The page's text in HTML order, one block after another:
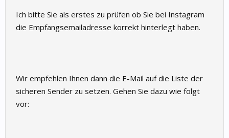
Ich bitte Sie als erstes zu prüfen ob Sie bei Instagram
die Empfangsemailadresse korrekt hinterlegt haben.
Wir empfehlen Ihnen dann die E-Mail auf die Liste der
sicheren Sender zu setzen. Gehen Sie dazu wie folgt
vor: